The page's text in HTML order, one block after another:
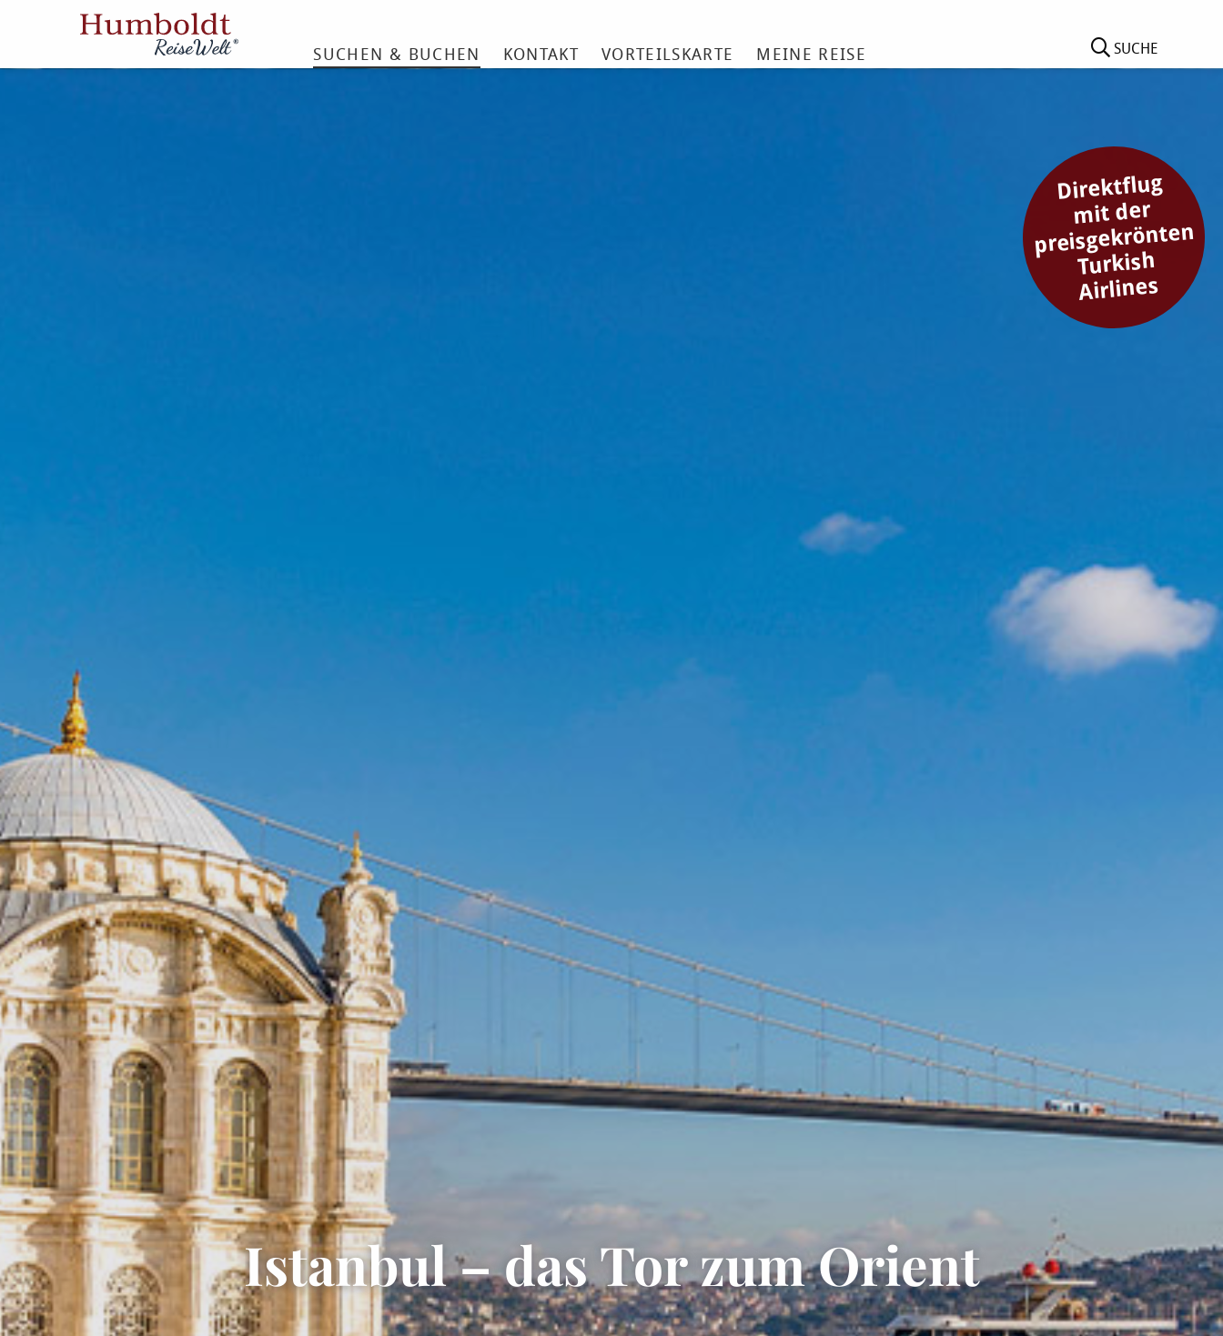
SUCHEN & BUCHEN KONTAKT VORTEILSKARTE MEINE REISE SUCHE
Istanbul – das Tor zum Orient
Direktflug
mit der
preisgekrönten
Turkish
Airlines